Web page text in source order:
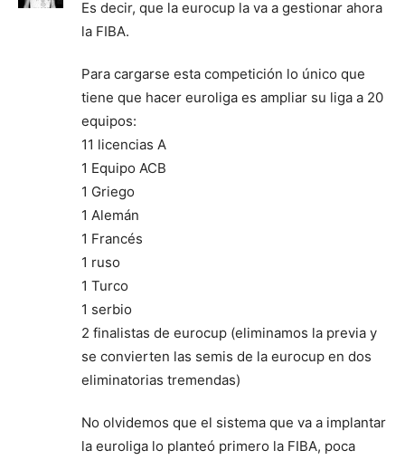
Es decir, que la eurocup la va a gestionar ahora
la FIBA.
Para cargarse esta competición lo único que
tiene que hacer euroliga es ampliar su liga a 20
equipos:
11 licencias A
1 Equipo ACB
1 Griego
1 Alemán
1 Francés
1 ruso
1 Turco
1 serbio
2 finalistas de eurocup (eliminamos la previa y
se convierten las semis de la eurocup en dos
eliminatorias tremendas)
No olvidemos que el sistema que va a implantar
la euroliga lo planteó primero la FIBA, poca